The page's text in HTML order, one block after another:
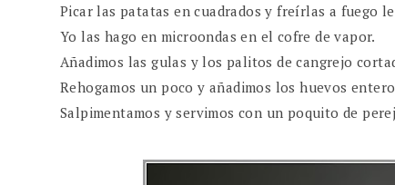
Picar las patatas en cuadrados y freírlas a fuego
Yo las hago en microondas en el cofre de vapor.
Añadimos las gulas y los palitos de cangrejo
Rehogamos un poco y añadimos los huevos
Salpimentamos y servimos con un poquito de